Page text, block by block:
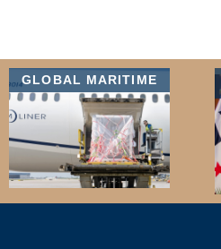
GLOBAL MARITIME